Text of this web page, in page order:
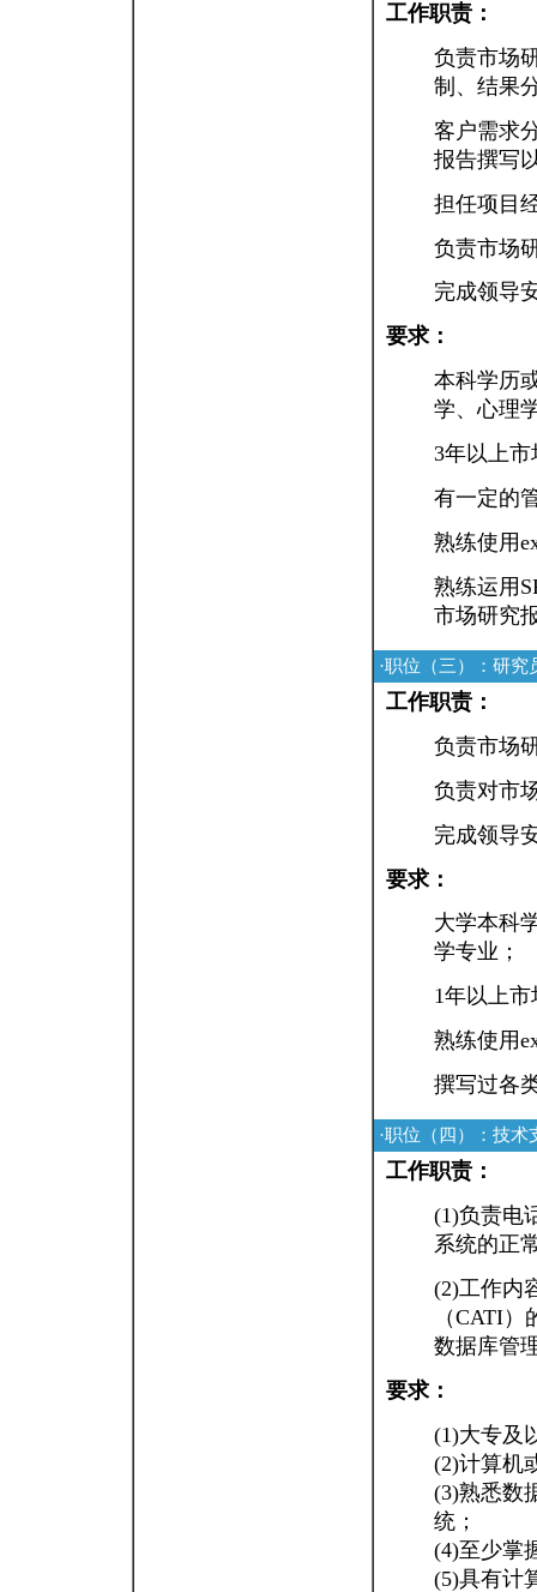
工作职责：
负责市场
制、结果
客户需求
报告撰写
担任项目
负责市场
完成领导
要求：
本科学历
学、心理
3年以上
有一定的
熟练使用
熟练运用
市场研究
·职位（三）：研究
工作职责：
负责市场
负责对市
完成领导
要求：
大学本科
学专业；
1年以上
熟练使用
撰写过各
·职位（四）：技术
工作职责：
(1)负责电
系统的正
(2)工作内
（CATI
数据库管
要求：
(1)大专及
(2)计算机
(3)熟悉数
统；
(4)至少掌
(5)具有计